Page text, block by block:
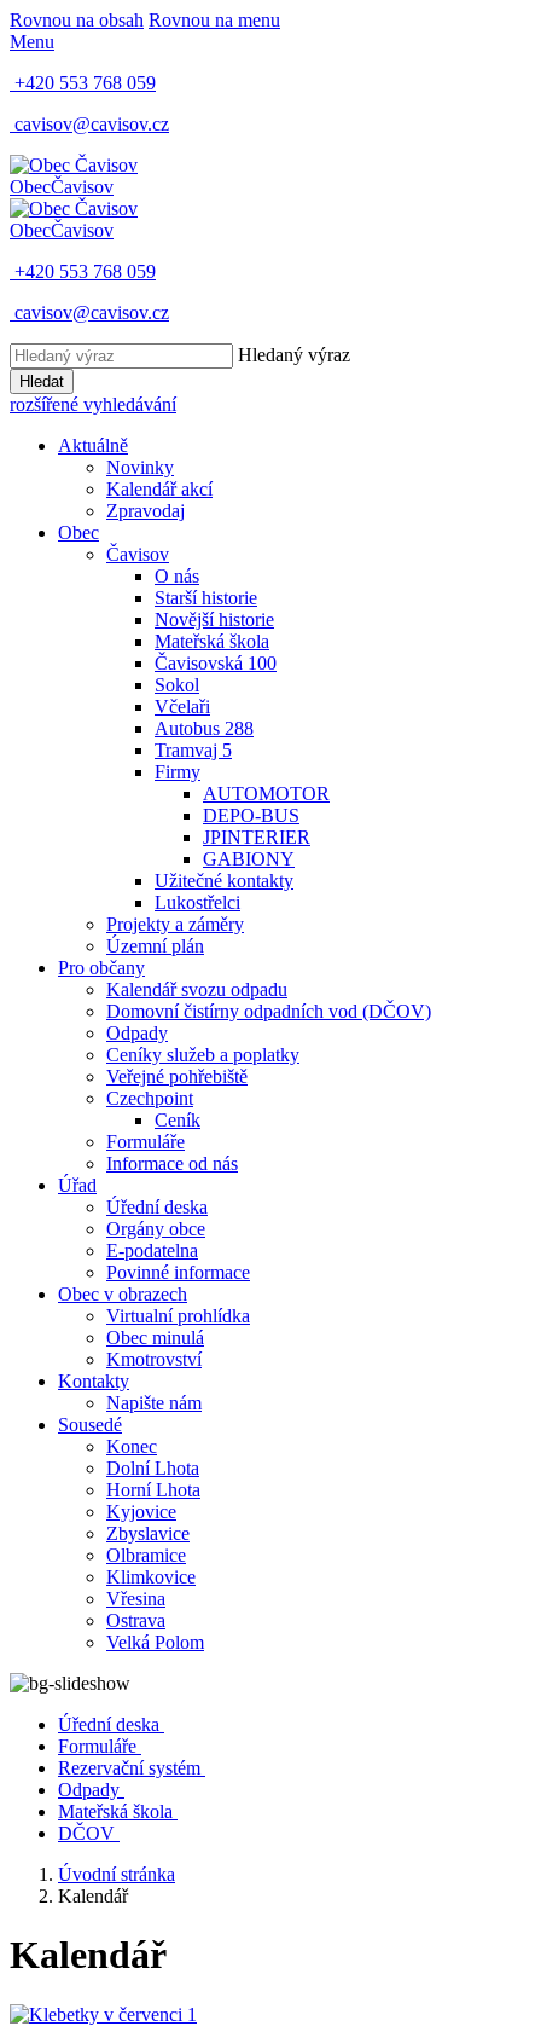
Rovnou na obsah Rovnou na menu
Menu
+420 553 768 059
cavisov@cavisov.cz
ObecČavisov
ObecČavisov
+420 553 768 059
cavisov@cavisov.cz
Hledaný výraz
Hledat
rozšířené vyhledávání
Aktuálně
Novinky
Kalendář akcí
Zpravodaj
Obec
Čavisov
O nás
Starší historie
Novější historie
Mateřská škola
Čavisovská 100
Sokol
Včelaři
Autobus 288
Tramvaj 5
Firmy
AUTOMOTOR
DEPO-BUS
JPINTERIER
GABIONY
Užitečné kontakty
Lukostřelci
Projekty a záměry
Územní plán
Pro občany
Kalendář svozu odpadu
Domovní čistírny odpadních vod (DČOV)
Odpady
Ceníky služeb a poplatky
Veřejné pohřebiště
Czechpoint
Ceník
Formuláře
Informace od nás
Úřad
Úřední deska
Orgány obce
E-podatelna
Povinné informace
Obec v obrazech
Virtualní prohlídka
Obec minulá
Kmotrovství
Kontakty
Napište nám
Sousedé
Konec
Dolní Lhota
Horní Lhota
Kyjovice
Zbyslavice
Olbramice
Klimkovice
Vřesina
Ostrava
Velká Polom
Úřední deska
Formuláře
Rezervační systém
Odpady
Mateřská škola
DČOV
Úvodní stránka
Kalendář
Kalendář